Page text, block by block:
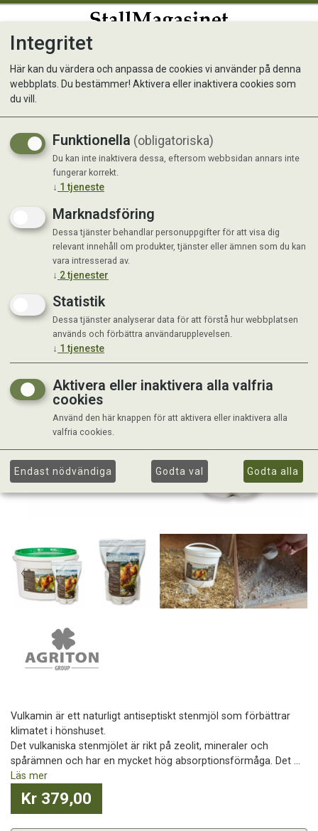
Vulkamin Fjäderfä - flera
storlekar
Hög absorptionsförmåga, neutraliserar
ammoniak och minimerar patogena
bakterier
Vulkamin är ett naturligt antiseptiskt stenmjöl som förbättrar
klimatet i hönshuset.
Det vulkaniska stenmjölet är rikt på zeolit, mineraler och
spårämnen och har en mycket hög absorptionsförmåga. Det ...
Läs mer
Kr 379,00
Integritet
Här kan du värdera och anpassa de cookies vi använder på denna
webbplats. Du bestämmer! Aktivera eller inaktivera cookies som
du vill.
Funktionella (obligatoriska)
Du kan inte inaktivera dessa, eftersom webbsidan annars inte
fungerar korrekt.
↓ 1 tjeneste
Marknadsföring
Dessa tjänster behandlar personuppgifter för att visa dig
relevant innehåll om produkter, tjänster eller ämnen som du kan
vara intresserad av.
↓ 2tjenester
Statistik
Dessa tjänster analyserar data för att förstå hur webbplatsen
används och förbättra användarupplevelsen.
↓ 1 tjeneste
Aktivera eller inaktivera alla valfria
cookies
Använd den här knappen för att aktivera eller inaktivera alla
valfria cookies.
Endast nödvändiga Godta val Godta alla